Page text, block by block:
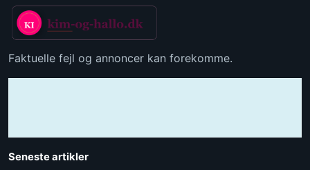
Faktuelle fejl og annoncer kan forekomme.
Seneste artikler